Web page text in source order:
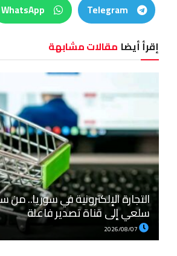
Telegram
WhatsApp
إقرأ أيضا مقالات مشابهة
التجارة الإلكترونية في سوريا..
سلعي إلى قناة تصدير فاعلة